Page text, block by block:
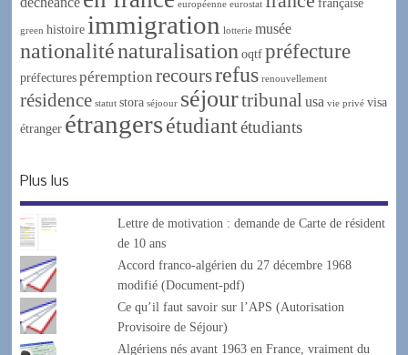
européenne eurostat française
green histoire immigration lotterie musée
nationaliténaturalisation oqtf préfecture
préfectures péremption recoursrefus renouvellement
résidence statut stora séjoour séjourtribunal usa vie privé visa
étranger étrangersétudiantétudiants
Plus lus
Lettre de motivation : demande de Carte de résident
de 10 ans
Accord franco-algérien du 27 décembre 1968
modifié (Document-pdf)
Ce qu’il faut savoir sur l’APS (Autorisation
Provisoire de Séjour)
Algériens nés avant 1963 en France, vraiment du